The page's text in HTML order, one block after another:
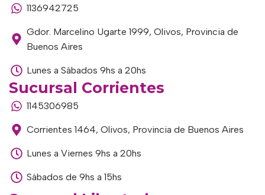
1136942725
Gdor. Marcelino Ugarte 1999, Olivos, Provincia de
Buenos Aires
Lunes a Sábados 9hs a 20hs
Sucursal Corrientes
1145306985
Corrientes 1464, Olivos, Provincia de Buenos Aires
Lunes a Viernes 9hs a 20hs
Sábados de 9hs a 15hs